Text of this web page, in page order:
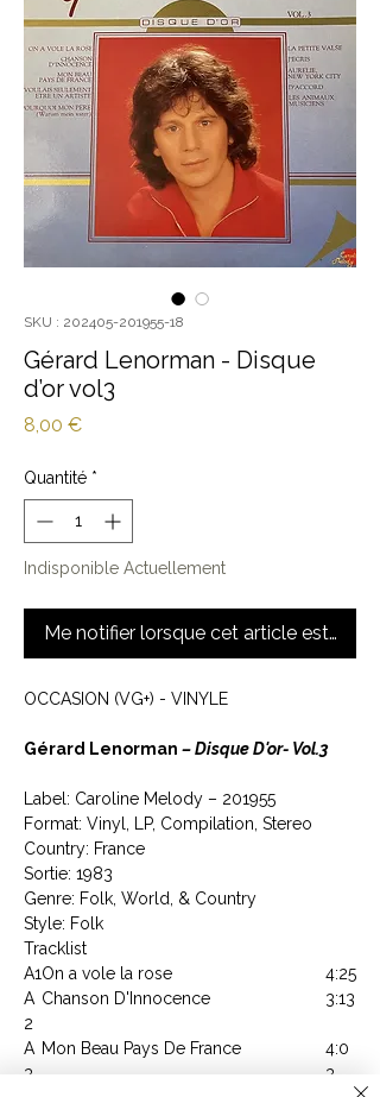
SKU : 202405-201955-18
Gérard Lenorman - Disque
d’or vol3
8,00 €Prix
Quantité *
Indisponible Actuellement
Me notifier lorsque cet article est
OCCASION (VG+) - VINYLE
Gérard Lenorman ‎– Disque D'or- Vol.3
Label: Caroline Melody ‎– 201955
Format: Vinyl, LP, Compilation, Stereo
Country: France
Sortie: 1983
Genre: Folk, World, & Country
Style: Folk
Tracklist
A1On a vole la rose
4:25
A
2
Chanson D'Innocence 3:13
A
3
Mon Beau Pays De France
4:0
3